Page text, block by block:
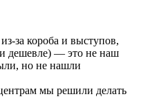
за короба и выступов,
дешевле) — это не наш
но не нашли
мы решили делать